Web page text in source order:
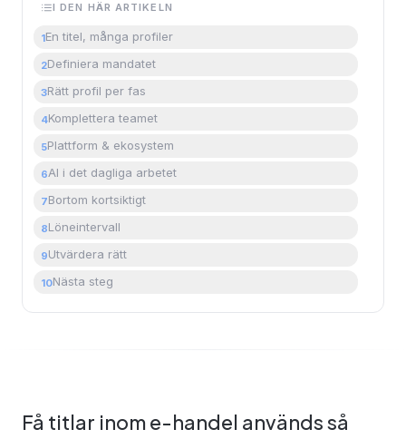
I DEN HÄR ARTIKELN
1En titel, många profiler
2Definiera mandatet
3Rätt profil per fas
4Komplettera teamet
5Plattform & ekosystem
6AI i det dagliga arbetet
7Bortom kortsiktigt
8Löneintervall
9Utvärdera rätt
10Nästa steg
Få titlar inom e-handel används så